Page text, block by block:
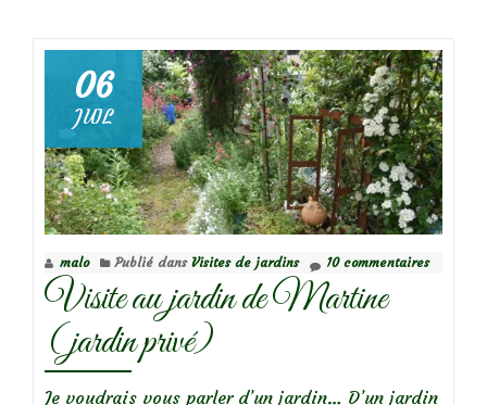
Focus
sur
le
rosier
Marie
Dermar
06
JUIL
malo Publié dans Visites de jardins 10 commentaires
Visite au jardin de Martine
(jardin privé)
Je voudrais vous parler d’un jardin… D’un jardin